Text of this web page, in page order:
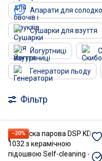
Апарати для
Сушарки для взуття
Йогуртниці
Генератори льоду
Фільтр
−20%